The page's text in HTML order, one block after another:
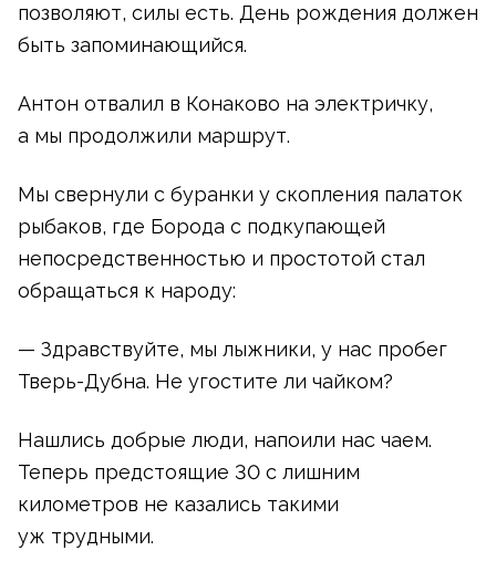
позволяют, силы есть. День рождения должен
быть запоминающийся.
Антон отвалил в Конаково на электричку,
а мы продолжили маршрут.
Мы свернули с буранки у скопления палаток
рыбаков, где Борода с подкупающей
непосредственностью и простотой стал
обращаться к народу:
— Здравствуйте, мы лыжники, у нас пробег
Тверь-Дубна. Не угостите ли чайком?
Нашлись добрые люди, напоили нас чаем.
Теперь предстоящие 30 с лишним
километров не казались такими
уж трудными.